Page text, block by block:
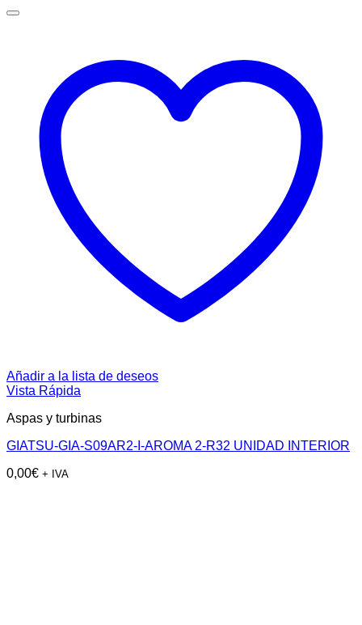
Añadir a la lista de deseos
Vista Rápida
Aspas y turbinas
GIATSU-GIA-S09AR2-I-AROMA 2-R32 UNIDAD INTERIOR
0,00€ + IVA